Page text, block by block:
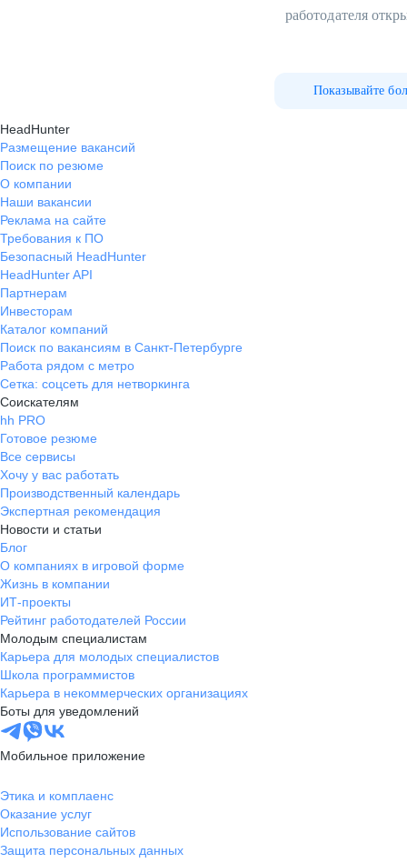
работодателя
Показывайте
HeadHunter
Размещение вакансий
Поиск по резюме
О компании
Наши вакансии
Реклама на сайте
Требования к ПО
Безопасный HeadHunter
HeadHunter API
Партнерам
Инвесторам
Каталог компаний
Поиск по вакансиям в Санкт-Петербурге
Работа рядом с метро
Сетка: соцсеть для нетворкинга
Соискателям
hh PRO
Готовое резюме
Все сервисы
Хочу у вас работать
Производственный календарь
Экспертная рекомендация
Новости и статьи
Блог
О компаниях в игровой форме
Жизнь в компании
ИТ-проекты
Рейтинг работодателей России
Молодым специалистам
Карьера для молодых специалистов
Школа программистов
Карьера в некоммерческих организациях
Боты для уведомлений
Мобильное приложение
Этика и комплаенс
Оказание услуг
Использование сайтов
Защита персональных данных